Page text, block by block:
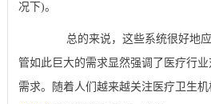
况下)。
总的来说，这些系统很好地应
管如此巨大的需求显然强调了医疗行
需求。随着人们越来越关注医疗卫生机